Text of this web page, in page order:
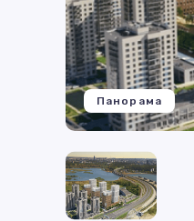
Панорама